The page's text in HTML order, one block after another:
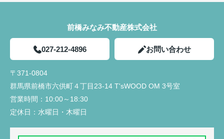
前橋みなみ不動産株式会社
027-212-4896 お問い合わせ
〒371-0804
群馬県前橋市六供町４丁目23‐14 T'sWOOD OM 3号室
営業時間： 10:00～18:30
定休日： 水曜日・木曜日